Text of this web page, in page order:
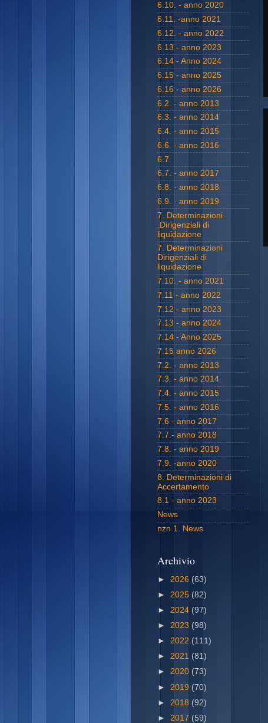
6.10. - anno 2020
6.11. -anno 2021
6.12. - anno 2022
6.13 - anno 2023
6.14 - Anno 2024
6.15 - anno 2025
6.16 - anno 2026
6.2. - anno 2013
6.3. - anno 2014
6.4. - anno 2015
6.6. - anno 2016
6.7.
6.7. - anno 2017
6.8. - anno 2018
6.9. - anno 2019
7. Determinazioni
.Dirigenziali di
liquidazione
7. Determinazioni
Dirigenziali di
liquidazione
7.10. - anno 2021
7.11 - anno 2022
7.12 - anno 2023
7.13 - anno 2024
7.14 - Anno 2025
7.15 anno 2026
7.2. - anno 2013
7.3. - anno 2014
7.4. - anno 2015
7.5. - anno 2016
7.6 - anno 2017
7.7.- anno 2018
7.8. - anno 2019
7.9. -anno 2020
8. Determinazioni di
Accertamento
8.1 - anno 2023
News
nzn 1. News
Archivio
► 2026 (63)
► 2025 (82)
► 2024 (97)
► 2023 (98)
► 2022 (111)
► 2021 (81)
► 2020 (73)
► 2019 (70)
► 2018 (92)
► 2017 (59)